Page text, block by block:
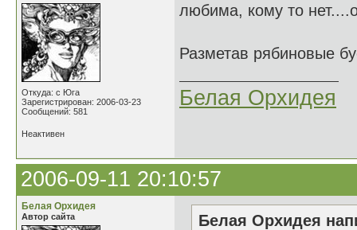
Откуда: с Юга
Зарегистрирован: 2006-03-23
Сообщений: 581
любима, кому то
Разметав рябиновые
Белая Орхидея
Неактивен
2006-09-11 20:10:57
Белая Орхидея
Автор сайта
Белая Орхидея